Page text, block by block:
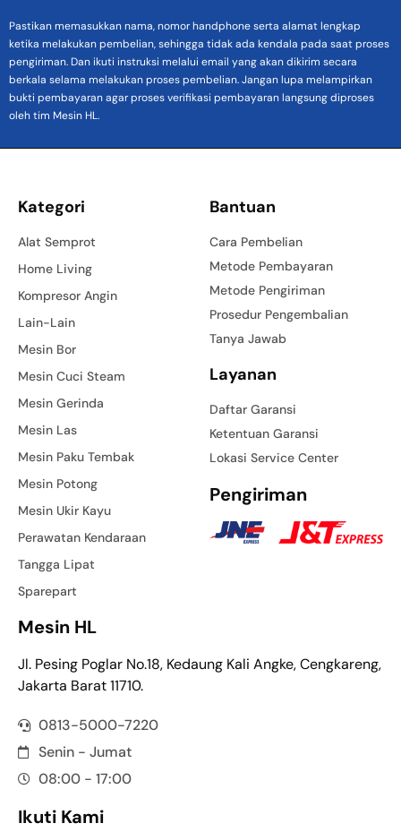
Pastikan memasukkan nama, nomor handphone serta alamat lengkap
ketika melakukan pembelian, sehingga tidak ada kendala pada saat proses
pengiriman. Dan ikuti instruksi melalui email yang akan dikirim secara
berkala selama melakukan proses pembelian. Jangan lupa melampirkan
bukti pembayaran agar proses verifikasi pembayaran langsung diproses
oleh tim Mesin HL.
Kategori
Alat Semprot
Home Living
Kompresor Angin
Lain-Lain
Mesin Bor
Mesin Cuci Steam
Mesin Gerinda
Mesin Las
Mesin Paku Tembak
Mesin Potong
Mesin Ukir Kayu
Perawatan Kendaraan
Tangga Lipat
Sparepart
Bantuan
Cara Pembelian
Metode Pembayaran
Metode Pengiriman
Prosedur Pengembalian
Tanya Jawab
Layanan
Daftar Garansi
Ketentuan Garansi
Lokasi Service Center
Pengiriman
Mesin HL
Jl. Pesing Poglar No.18, Kedaung Kali Angke, Cengkareng,
Jakarta Barat 11710.
0813-5000-7220
Senin - Jumat
08:00 - 17:00
Ikuti Kami